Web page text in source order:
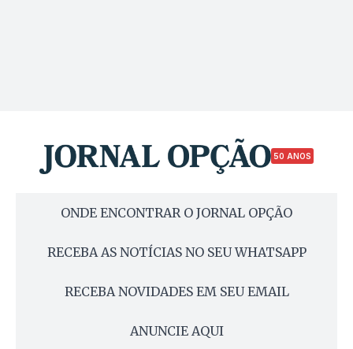
50 ANOS
ONDE ENCONTRAR O JORNAL OPÇÃO
RECEBA AS NOTÍCIAS NO SEU WHATSAPP
RECEBA NOVIDADES EM SEU EMAIL
ANUNCIE AQUI